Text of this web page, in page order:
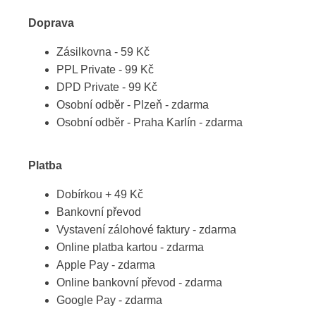
Doprava
Zásilkovna - 59 Kč
PPL Private - 99 Kč
DPD Private - 99 Kč
Osobní odběr - Plzeň - zdarma
Osobní odběr - Praha Karlín - zdarma
Platba
Dobírkou + 49 Kč
Bankovní převod
Vystavení zálohové faktury - zdarma
Online platba kartou - zdarma
Apple Pay - zdarma
Online bankovní převod - zdarma
Google Pay - zdarma